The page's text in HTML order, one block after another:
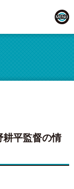
耕平監督の情